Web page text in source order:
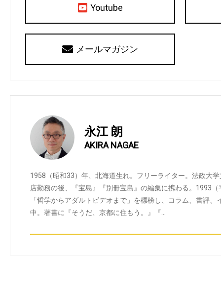
Youtube
メールマガジン
永江 朗
AKIRA NAGAE
1958（昭和33）年、北海道生れ。フリーライター。法政大
店勤務の後、『宝島』『別冊宝島』の編集に携わる。1993
「哲学からアダルトビデオまで」を標榜し、コラム、書評
中。著書に『そうだ、京都に住もう。』『…